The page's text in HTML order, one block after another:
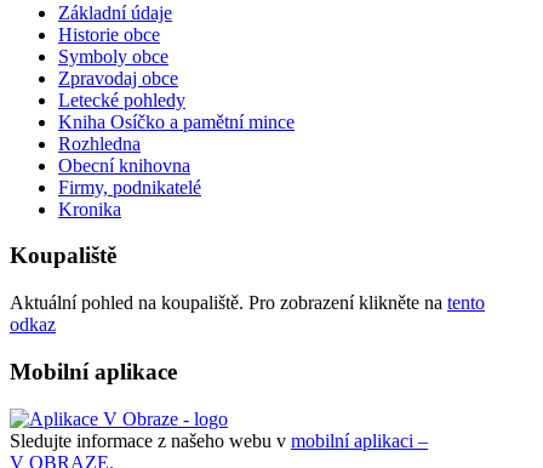
Základní údaje
Historie obce
Symboly obce
Zpravodaj obce
Letecké pohledy
Kniha Osíčko a pamětní mince
Rozhledna
Obecní knihovna
Firmy, podnikatelé
Kronika
Koupaliště
Aktuální pohled na koupaliště. Pro zobrazení klikněte na tento
odkaz
Mobilní aplikace
Sledujte informace z našeho webu v mobilní aplikaci –
V OBRAZE.